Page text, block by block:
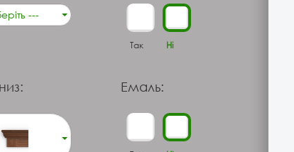
---
Так Ні
Емаль: